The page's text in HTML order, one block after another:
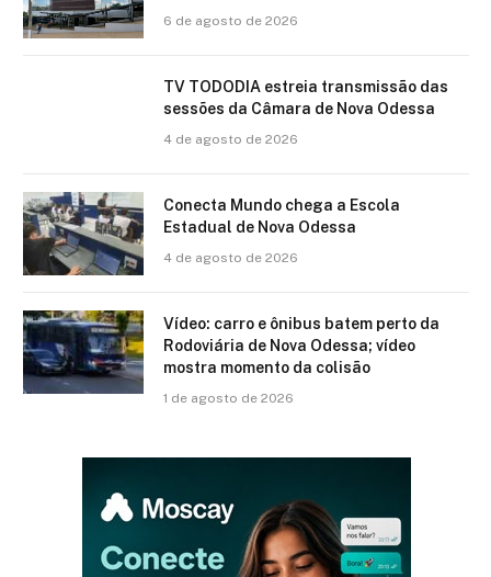
6 de agosto de 2026
TV TODODIA estreia transmissão das
sessões da Câmara de Nova Odessa
4 de agosto de 2026
Conecta Mundo chega a Escola
Estadual de Nova Odessa
4 de agosto de 2026
Vídeo: carro e ônibus batem perto da
Rodoviária de Nova Odessa; vídeo
mostra momento da colisão
1 de agosto de 2026